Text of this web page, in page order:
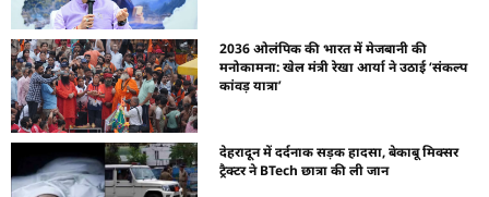
2036 ओलंपिक की भारत में मेजबानी की
मनोकामना: खेल मंत्री रेखा आर्या ने उठाई ‘संकल्प
कांवड़ यात्रा’
देहरादून में दर्दनाक सड़क हादसा, बेकाबू मिक्सर
ट्रैक्टर ने BTech छात्रा की ली जान